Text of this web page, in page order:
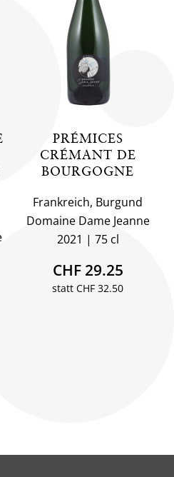
PRÉMICES
CRÉMANT DE
BOURGOGNE
Frankreich, Burgund
Domaine Dame Jeanne
2021
75 cl
CHF 29.25
statt CHF 32.50